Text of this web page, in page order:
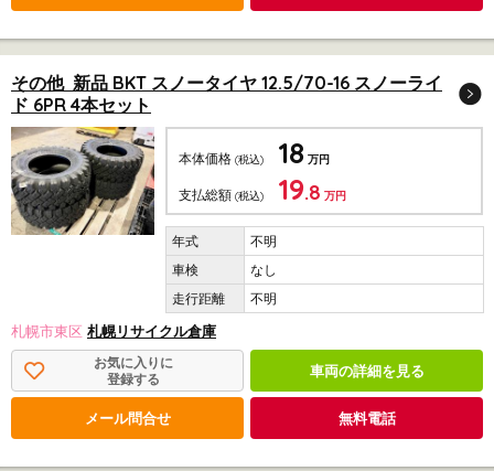
その他 新品 BKT スノータイヤ 12.5/70-16 スノーライ
ド 6PR 4本セット
本体価格 (税込) 18 万円
支払総額 (税込) 19.8 万円
不明
なし
不明
札幌市東区 札幌リサイクル倉庫
お気に入りに
登録する
車両の詳細を見る
メール問合せ 無料電話